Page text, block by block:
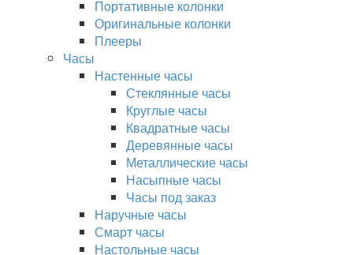
Портативные колонки
Оригинальные колонки
Плееры
Часы
Настенные часы
Стеклянные часы
Круглые часы
Квадратные часы
Деревянные часы
Металлические часы
Насыпные часы
Часы под заказ
Наручные часы
Смарт часы
Настольные часы